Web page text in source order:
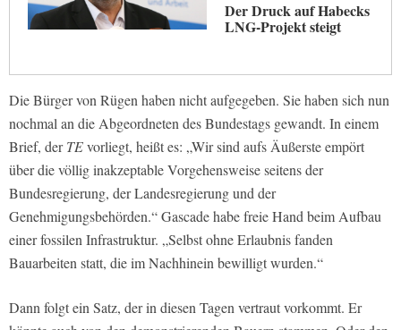
Der Druck auf Habecks
LNG-Projekt steigt
Die Bürger von Rügen haben nicht aufgegeben. Sie haben sich nun
nochmal an die Abgeordneten des Bundestags gewandt. In einem
Brief, derTEvorliegt, heißt es: „Wir sind aufs Äußerste empört
über die völlig inakzeptable Vorgehensweise seitens der
Bundesregierung, der Landesregierung und der
Genehmigungsbehörden.“ Gascade habe freie Hand beim Aufbau
einer fossilen Infrastruktur. „Selbst ohne Erlaubnis fanden
Bauarbeiten statt, die im Nachhinein bewilligt wurden.“
Dann folgt ein Satz, der in diesen Tagen vertraut vorkommt. Er